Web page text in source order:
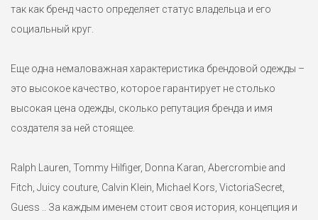
так как бренд часто определяет статус владельца и его
социальный круг.
Еще одна немаловажная характеристика брендовой одежды –
это высокое качество, которое гарантирует не столько
высокая цена одежды, сколько репутация бренда и имя
создателя за ней стоящее.
Ralph Lauren, Tommy Hilfiger, Donna Karan, Abercrombie and
Fitch, Juicy couture, Calvin Klein, Michael Kors, VictoriaSecret,
Guess .. За каждым именем стоит своя история, концепция и